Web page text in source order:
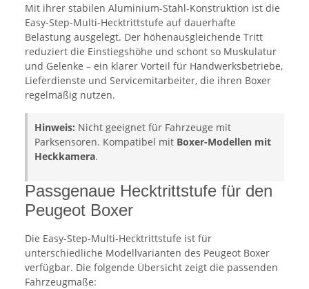
Mit ihrer stabilen Aluminium-Stahl-Konstruktion ist die
Easy-Step-Multi-Hecktrittstufe auf dauerhafte
Belastung ausgelegt. Der höhenausgleichende Tritt
reduziert die Einstiegshöhe und schont so Muskulatur
und Gelenke – ein klarer Vorteil für Handwerksbetriebe,
Lieferdienste und Servicemitarbeiter, die ihren Boxer
regelmäßig nutzen.
Hinweis: Nicht geeignet für Fahrzeuge mit
Parksensoren. Kompatibel mit Boxer-Modellen mit
Heckkamera.
Passgenaue Hecktrittstufe für den
Peugeot Boxer
Die Easy-Step-Multi-Hecktrittstufe ist für
unterschiedliche Modellvarianten des Peugeot Boxer
verfügbar. Die folgende Übersicht zeigt die passenden
Fahrzeugmaße: